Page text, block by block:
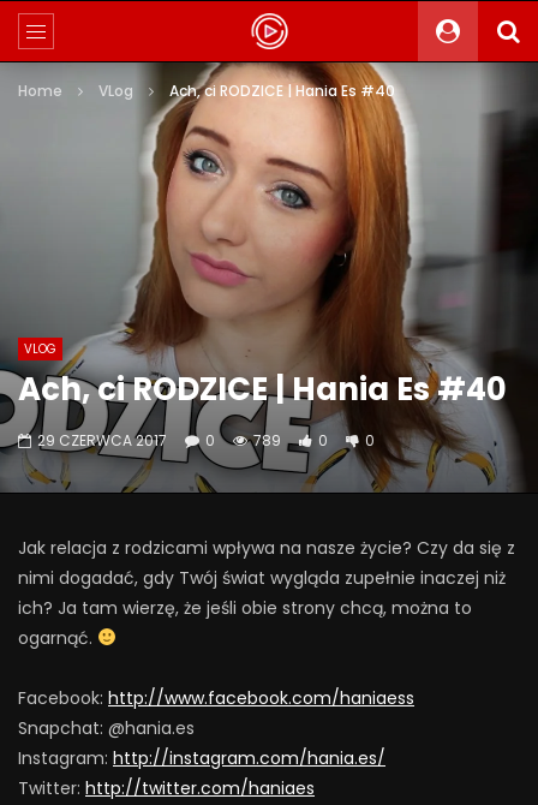
Home VLog Ach, ci RODZICE | Hania Es #40
VLOG
Ach, ci RODZICE | Hania Es #40
29 CZERWCA 2017 0 789 0 0
Jak relacja z rodzicami wpływa na nasze życie? Czy da się z
nimi dogadać, gdy Twój świat wygląda zupełnie inaczej niż
ich? Ja tam wierzę, że jeśli obie strony chcą, można to
ogarnąć.
Facebook: http://www.facebook.com/haniaess
Snapchat: @hania.es
Instagram: http://instagram.com/hania.es/
Twitter: http://twitter.com/haniaes